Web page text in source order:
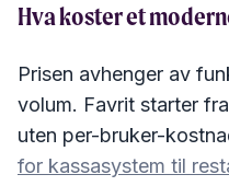
Hva koster et
Prisen avhenger av
volum. Favrit starter
uten per-bruker-
for kassasystem til